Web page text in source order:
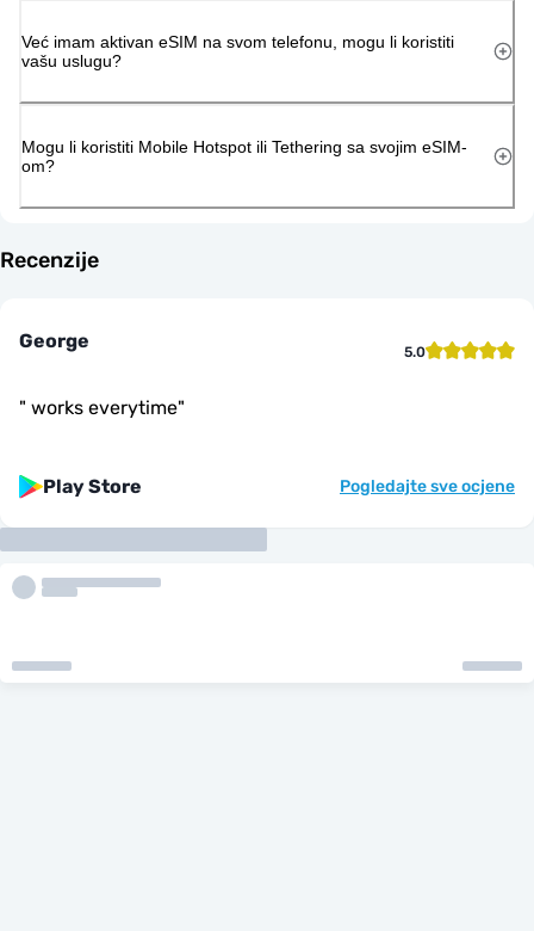
Već imam aktivan eSIM na svom telefonu, mogu li koristiti
vašu uslugu?
Mogu li koristiti Mobile Hotspot ili Tethering sa svojim eSIM-
om?
Recenzije
George 5.0
" works everytime"
Play Store Pogledajte sve ocjene